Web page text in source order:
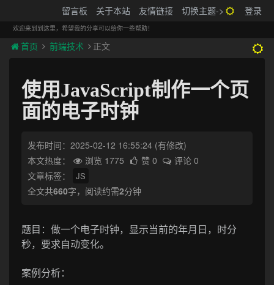
留言板 关于本站 友情链接 切换主题-> 登录
欢迎来到到这里，希望我的分享可以给你一些帮助！
首页 前端技术 正文
使用JavaScript制作一个页
面的电子时钟
发布时间：2025-02-12 16:55:24 (有修改)
本文热度：
浏览 1775 赞 0
评论 0
文章标签：
JS
全文共660字，阅读约需2分钟
题目：做一个电子时钟，显示当前的年月日，时分
秒，要求自动变化。
案例分析：